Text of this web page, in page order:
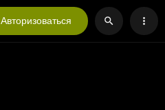
Авторизоваться